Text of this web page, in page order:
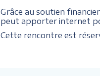
Grâce au soutien
peut apporter internet
Cette rencontre est